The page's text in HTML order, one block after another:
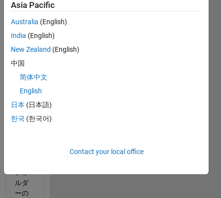
X
ALAB
/Simu
イン
スー
ルし
たい
ので
す
ルダ
ーの
Asia Pacific
Australia (English)
India (English)
New Zealand (English)
中国
简体中文
English
日本 (日本語)
한국 (한국어)
Contact your local office